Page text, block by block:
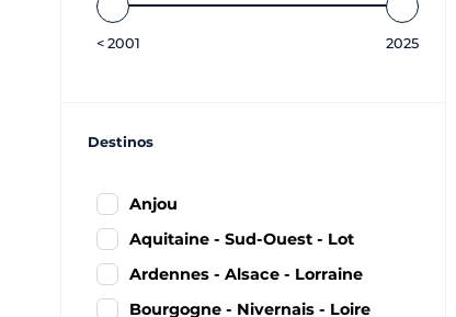
< 2001 2025
Destinos
Anjou
Aquitaine - Sud-Ouest - Lot
Ardennes - Alsace - Lorraine
Bourgogne - Nivernais - Loire